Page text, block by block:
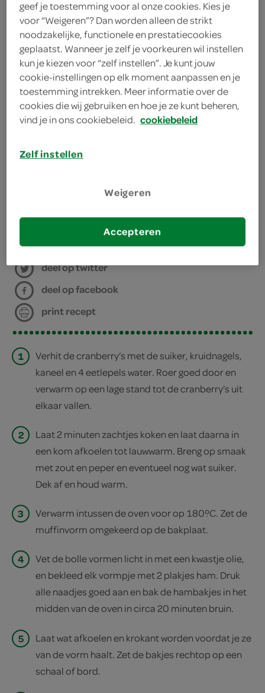
2 kruidnagels
200 gram rietsuiker
400 gram cranberry's
kies je winkel
bereiden
deel op twitter
deel op facebook
print recept
1
Verhit de cranberry’s met de suiker, kruidnagels,
kaneel en 4 eetlepels water. Roer goed door en
verwarm op een lage stand tot de cranberry’s uit
elkaar vallen.
2
Laat 2 minuten zachtjes koken en laat daarna in
een kom afkoelen tot lauwwarm. Breng op smaak
met zout en peper en eventueel nog wat suiker.
Dek af en houd warm.
3
Verwarm intussen de oven voor op 180ºC. Zet de
muffinvorm omgekeerd op de bakplaat.
4
Vet de bolle vormen licht in met een kwastje olie,
en bekleed elk vormpje met 2 plakjes ham. Druk
alle naadjes goed aan en bak de hambakjes in het
midden van de oven in circa 20 minuten bruin.
5
Laat wat afkoelen en krokant worden voordat je ze
van de vorm haalt. Zet de bakjes rechtop op een
schaal of bord.
geef je toestemming voor al onze cookies. Kies je
voor “Weigeren”? Dan worden alleen de strikt
noodzakelijke, functionele en prestatiecookies
geplaatst. Wanneer je zelf je voorkeuren wil instellen
kun je kiezen voor “zelf instellen”. Je kunt jouw
cookie-instellingen op elk moment aanpassen en je
toestemming intrekken. Meer informatie over de
cookies die wij gebruiken en hoe je ze kunt beheren,
vind je in ons cookiebeleid. cookiebeleid
Zelf instellen
Weigeren
Accepteren